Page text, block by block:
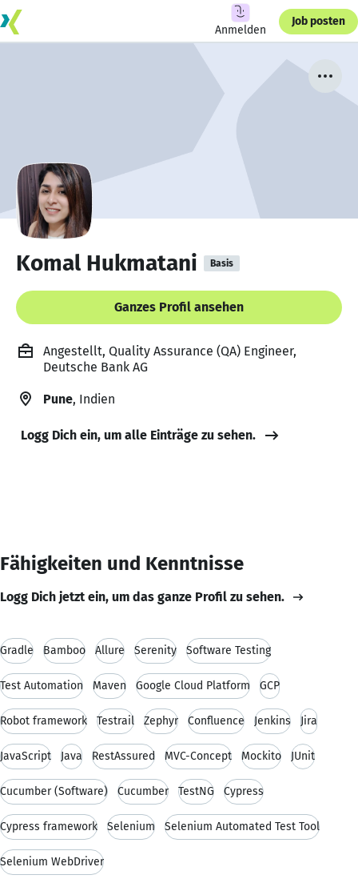
Anmelden
Job posten
Komal Hukmatani Basis
Ganzes Profil ansehen
Angestellt, Quality Assurance (QA) Engineer,
Deutsche Bank AG
Pune, Indien
Logg Dich ein, um alle Einträge zu sehen.
Fähigkeiten und Kenntnisse
Logg Dich jetzt ein, um das ganze Profil zu sehen.
Gradle Bamboo Allure Serenity Software Testing
Test Automation Maven Google Cloud Platform GCP
Robot framework Testrail Zephyr Confluence Jenkins Jira
JavaScript Java RestAssured MVC-Concept Mockito JUnit
Cucumber (Software) Cucumber TestNG Cypress
Cypress framework Selenium Selenium Automated Test Tool
Selenium WebDriver